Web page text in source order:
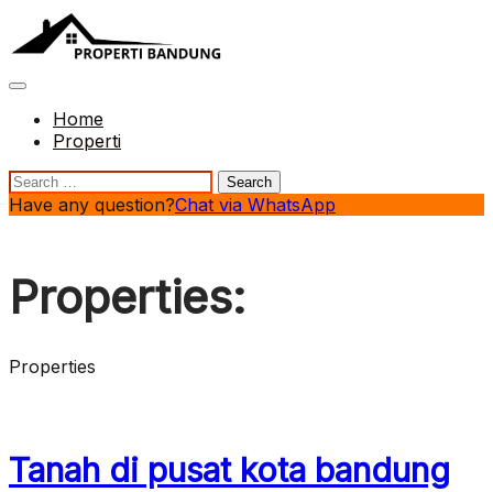
Skip
to
Home
Properti
Have any question?Chat via WhatsApp
Properties:
Properties
Tanah di pusat kota bandung